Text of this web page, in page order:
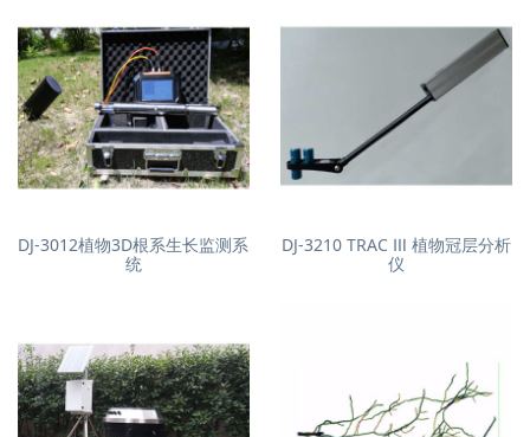
DJ-3012植物3D根系生长监测系
统
DJ-3210 TRAC Ⅲ 植物冠层分析
仪